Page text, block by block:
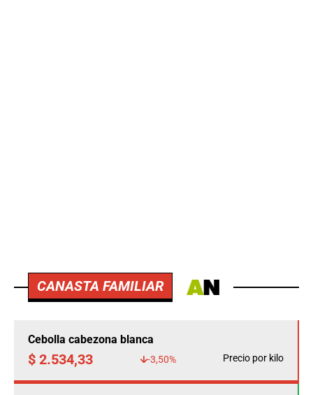
CANASTA FAMILIAR
Cebolla cabezona blanca
$ 2.534,33 -3,50% Precio por kilo